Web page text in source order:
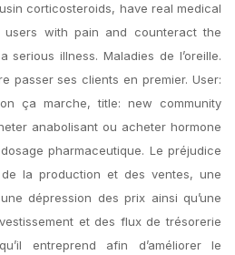
corticosteroids, have real medical
with pain and counteract the
illness. Maladies de l’oreille.
passer ses clients en premier. User:
ça marche, title: new community
anabolisant ou acheter hormone
pharmaceutique. Le préjudice
la production et des ventes, une
dépression des prix ainsi qu’une
et des flux de trésorerie
entreprend afin d’améliorer le